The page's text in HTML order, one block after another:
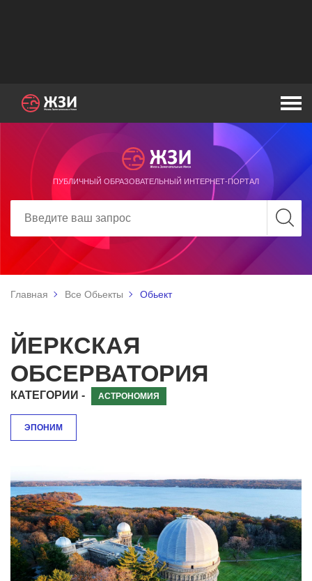
ПУБЛИЧНЫЙ ОБРАЗОВАТЕЛЬНЫЙ ИНТЕРНЕТ-ПОРТАЛ
Главная Все Обьекты Обьект
ЙЕРКСКАЯ
ОБСЕРВАТОРИЯ
КАТЕГОРИИ - АСТРОНОМИЯ
ЭПОНИМ